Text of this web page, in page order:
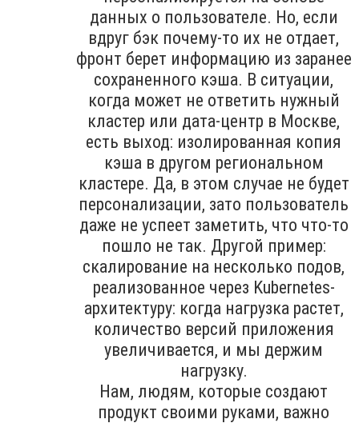
данных о пользователе. Но, если
вдруг бэк почему-то их не отдает,
фронт берет информацию из заранее
сохраненного кэша. В ситуации,
когда может не ответить нужный
кластер или дата-центр в Москве,
есть выход: изолированная копия
кэша в другом региональном
кластере. Да, в этом случае не будет
персонализации, зато пользователь
даже не успеет заметить, что что-то
пошло не так. Другой пример:
скалирование на несколько подов,
реализованное через Kubernetes-
архитектуру: когда нагрузка растет,
количество версий приложения
увеличивается, и мы держим
нагрузку.
Нам, людям, которые создают
продукт своими руками, важно